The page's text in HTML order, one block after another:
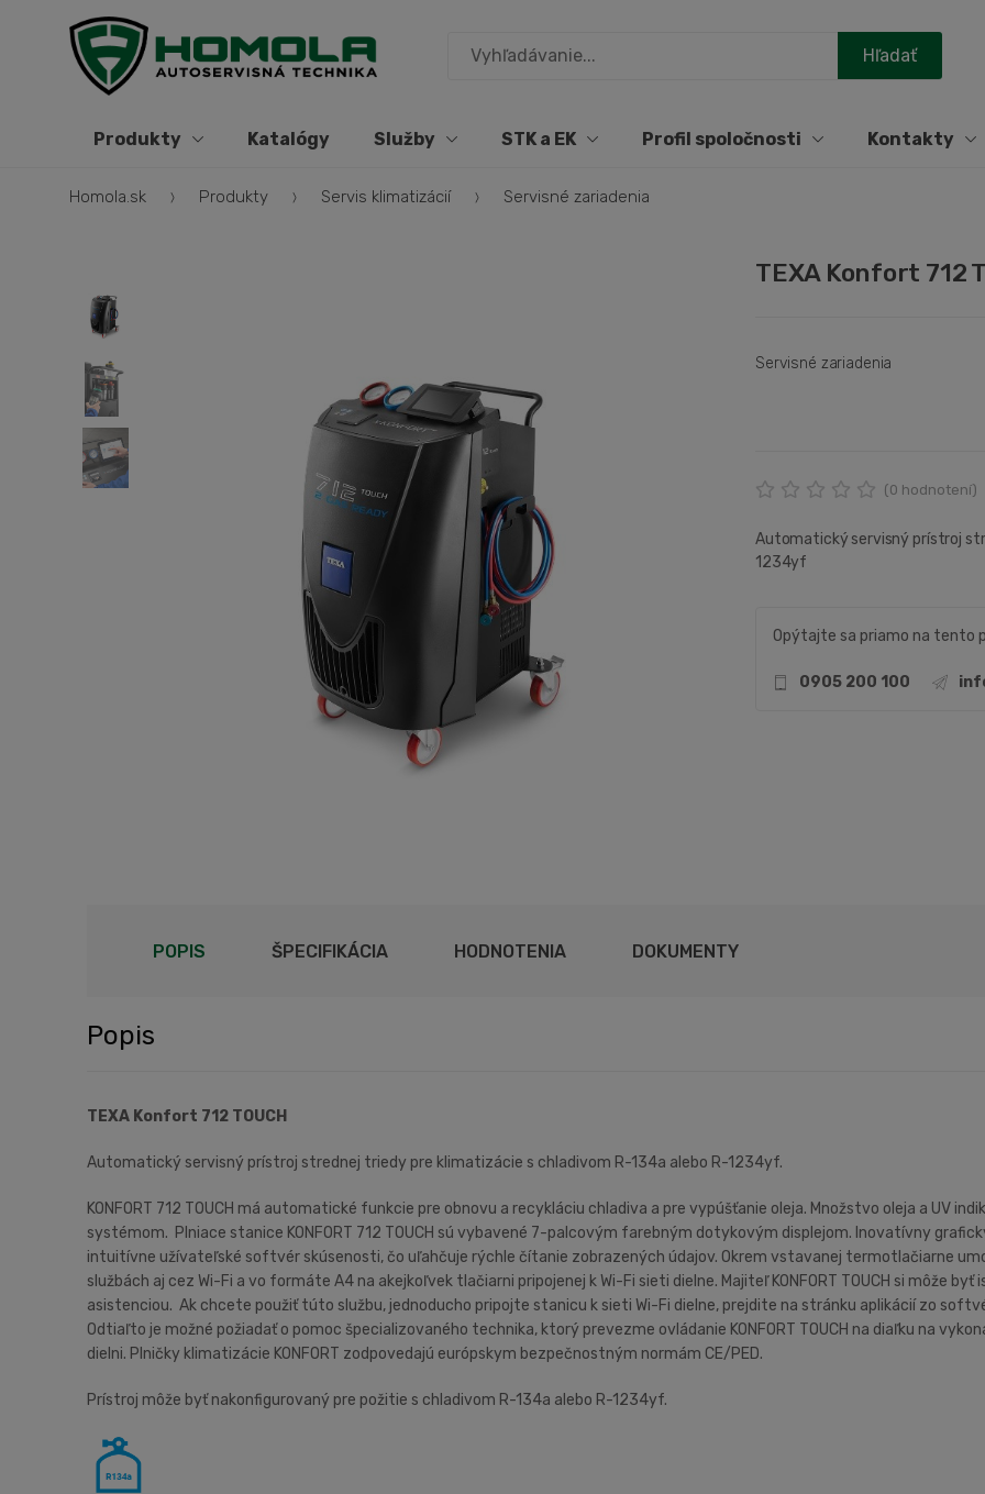
Produkty Katalógy Služby STK a EK Profil spoločnosti Kontakty
Homola.sk Produkty Servis klimatizácií Servisné zariadenia
TEXA Konfort 712
Servisné zariadenia
(0 hodnotení)
Automatický servisný prístroj
1234yf
Opýtajte sa priamo na tento
0905 200 100
POPIS ŠPECIFIKÁCIA HODNOTENIA DOKUMENTY
Popis
TEXA Konfort 712 TOUCH
Automatický servisný prístroj strednej triedy pre klimatizácie s chladivom R-134a alebo R-1234yf.
KONFORT 712 TOUCH má automatické funkcie pre obnovu a recykláciu chladiva a pre vypúšťanie oleja. Množstvo oleja a UV
systémom. Plniace stanice KONFORT 712 TOUCH sú vybavené 7-palcovým farebným dotykovým displejom. Inovatívny
intuitívne užívateľské softvér skúsenosti, čo uľahčuje rýchle čítanie zobrazených údajov. Okrem vstavanej termotlačiarne
službách aj cez Wi-Fi a vo formáte A4 na akejkoľvek tlačiarni pripojenej k Wi-Fi sieti dielne. Majiteľ KONFORT TOUCH si môže
asistenciou. Ak chcete použiť túto službu, jednoducho pripojte stanicu k sieti Wi-Fi dielne, prejdite na stránku aplikácií zo
Odtiaľto je možné požiadať o pomoc špecializovaného technika, ktorý prevezme ovládanie KONFORT TOUCH na diaľku na
dielni. Plničky klimatizácie KONFORT zodpovedajú európskym bezpečnostným normám CE/PED.
Prístroj môže byť nakonfigurovaný pre požitie s chladivom R-134a alebo R-1234yf.